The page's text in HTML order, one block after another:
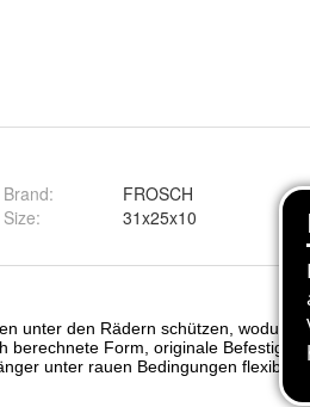
Brand:
FROSCH
Size: 31x25x10